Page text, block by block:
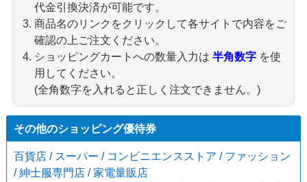
代金引換決済が可能です。
商品名のリンクをクリックして各サイトで内容をご
確認の上ご注文ください。
ショッピングカートへの数量入力は 半角数字 を使
用してください。
(全角数字を入れると正しく注文できません。)
その他のショッピング優待券
百貨店 / スーパー / コンビニエンスストア / ファッション
/ 紳士服専門店 / 家電量販店